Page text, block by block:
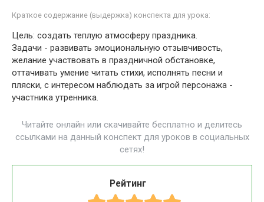
Краткое содержание (выдержка) конспекта для урока:
Цель: создать теплую атмосферу праздника.
Задачи - развивать эмоциональную отзывчивость,
желание участвовать в праздничной обстановке,
оттачивать умение читать стихи, исполнять песни и
пляски, с интересом наблюдать за игрой персонажа -
участника утренника.
Читайте онлайн или скачивайте бесплатно и делитесь
ссылками на данный конспект для уроков в социальных
сетях!
Рейтинг